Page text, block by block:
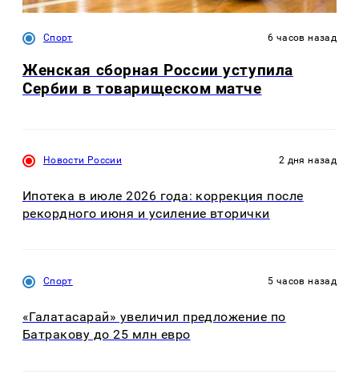
Спорт 6 часов назад
Женская сборная России уступила
Сербии в товарищеском матче
Новости России 2 дня назад
Ипотека в июле 2026 года: коррекция после
рекордного июня и усиление вторички
Спорт 5 часов назад
«Галатасарай» увеличил предложение по
Батракову до 25 млн евро